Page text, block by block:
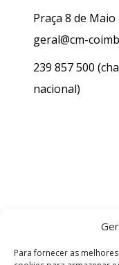
Para fornecer as
Praça 8 de
geral@cm-
239 857 500
nacional)